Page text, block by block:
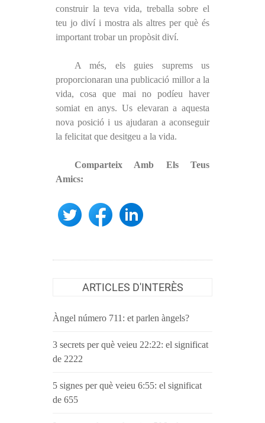
construir la teva vida, treballa sobre el
teu jo diví i mostra als altres per què és
important trobar un propòsit diví.
A més, els guies suprems us
proporcionaran una publicació millor a la
vida, cosa que mai no podíeu haver
somiat en anys. Us elevaran a aquesta
nova posició i us ajudaran a aconseguir
la felicitat que desitgeu a la vida.
Comparteix Amb Els Teus
Amics:
ARTICLES D'INTERÈS
Àngel número 711: et parlen àngels?
3 secrets per què veieu 22:22: el significat
de 2222
5 signes per què veieu 6:55: el significat
de 655